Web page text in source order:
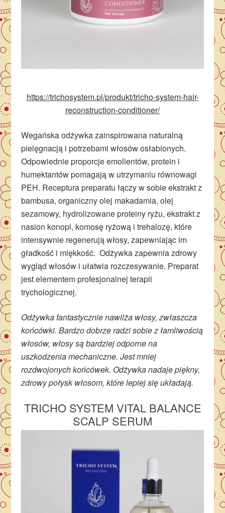
https://trichosystem.pl/produkt/tricho-system-hair-
reconstruction-conditioner/
Wegańska odżywka zainspirowana naturalną
pielęgnacją i potrzebami włosów osłabionych.
Odpowiednie proporcje emolientów, protein i
humektantów pomagają w utrzymaniu równowagi
PEH. Receptura preparatu łączy w sobie ekstrakt z
bambusa, organiczny olej makadamia, olej
sezamowy, hydrolizowane proteiny ryżu, ekstrakt z
nasion konopi, komosę ryżową i trehalozę, które
intensywnie regenerują włosy, zapewniając im
gładkość i miękkość. Odżywka zapewnia zdrowy
wygląd włosów i ułatwia rozczesywanie. Preparat
jest elementem profesjonalnej terapii
trychologicznej.
Odżywka fantastycznie nawilża włosy, zwłaszcza
końcówki. Bardzo dobrze radzi sobie z łamliwością
włosów, włosy są bardziej odporne na
uszkodzenia mechaniczne. Jest mniej
rozdwojonych końcówek. Odżywka nadaje piękny,
zdrowy połysk włosom, które lepiej się układają.
TRICHO SYSTEM VITAL BALANCE
SCALP SERUM